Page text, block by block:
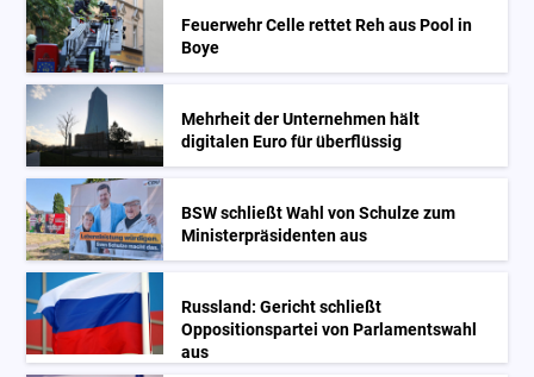
Feuerwehr Celle rettet Reh aus Pool in
Boye
Mehrheit der Unternehmen hält
digitalen Euro für überflüssig
BSW schließt Wahl von Schulze zum
Ministerpräsidenten aus
Russland: Gericht schließt
Oppositionspartei von Parlamentswahl
aus